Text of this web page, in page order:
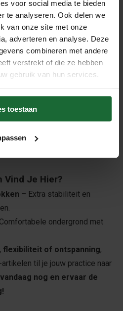
voor social media te bieden
te analyseren. Ook delen we
van onze site met onze
adverteren en analyse. Deze
combineren met andere
verstrekt of die ze hebben
gebruik van hun services.
toestaan
en revalidatie.
Lichtgewicht en eenvoudig
Yoga Artikelen
– Milieuvriendelijke
stevige yogamat.
– Voorkomt wegglijden en
Vind Je Hier?
– Extra stabiliteit en
ondergrond met
flexibiliteit of ontspanning,
til je jouw practice naar
nog en ervaar de